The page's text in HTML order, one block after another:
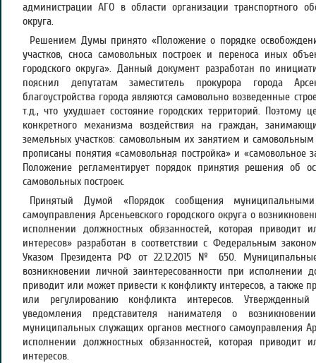
администрации АГО в области организации транспортного
округа.
Решением Думы принято «Положение о порядке
участков, сноса самовольных построек и переноса иных
городского округа». Данный документ разработан по
пояснил депутатам заместитель прокурора города
благоустройства города являются самовольно возведенные
т.д., что ухудшает состояние городских территорий. Поэтому
конкретного механизма воздействия на граждан,
земельных участков: самовольным их занятием и
прописаны понятия «самовольная постройка» и «самовольное
Положение регламентирует порядок принятия решения об
самовольных построек.
Принятый Думой «Порядок сообщения
самоуправления Арсеньевского городского округа о
исполнении должностных обязанностей, которая
интересов» разработан в соответствии с Федеральным
Указом Президента РФ от 22.12.2015 № 650.
возникновении личной заинтересованности при исполнении
приводит или может привести к конфликту интересов, а также
или регулированию конфликта интересов.
уведомления представителя нанимателя о
муниципальных служащих органов местного самоуправления
исполнении должностных обязанностей, которая
интересов.